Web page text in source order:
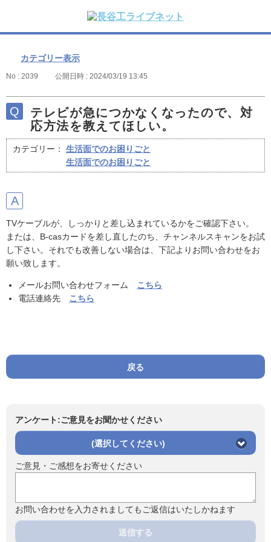
カテゴリー表示
No : 2039 公開日時 : 2024/03/19 13:45
テレビが急につかなくなったので、対
応方法を教えてほしい。
カテゴリー：
生活面でのお困りごと
生活面でのお困りごと
TVケーブルが、しっかりと差し込まれているかをご確認下さい。
または、B-casカードを差し直したのち、チャンネルスキャンをお試
し下さい。それでも改善しない場合は、下記よりお問い合わせをお
願い致します。
メールお問い合わせフォーム こちら
電話連絡先 こちら
戻る
アンケート:ご意見をお聞かせください
(選択してください)
ご意見・ご感想をお寄せください
お問い合わせを入力されましてもご返信はいたしかねます
送信する